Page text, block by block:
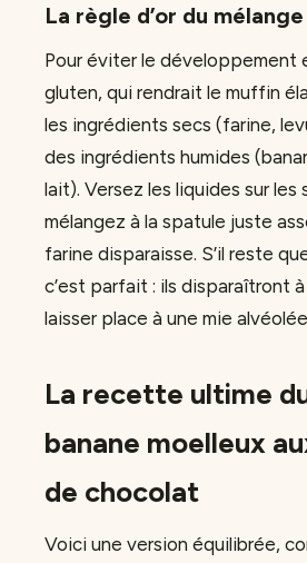
La règle d’or du
Pour éviter le développement
gluten, qui rendrait le muffin
les ingrédients secs (farine,
des ingrédients humides
lait). Versez les liquides sur les
mélangez à la spatule juste
farine disparaisse. S’il reste
c’est parfait : ils disparaîtront
laisser place à une mie
La recette ultime
banane moelleux
de chocolat
Voici une version équilibrée,